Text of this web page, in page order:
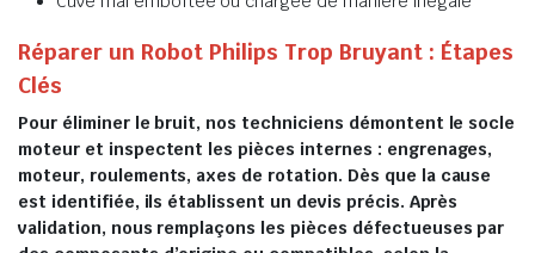
Réparer un Robot Philips Trop Bruyant : Étapes
Clés
Pour éliminer le bruit, nos techniciens démontent le socle
moteur et inspectent les pièces internes : engrenages,
moteur, roulements, axes de rotation. Dès que la cause
est identifiée, ils établissent un devis précis. Après
validation, nous remplaçons les pièces défectueuses par